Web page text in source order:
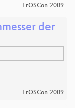
FrOSCon 2009
der
FrOSCon 2009